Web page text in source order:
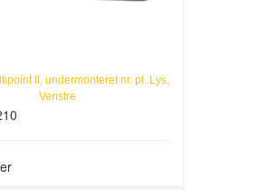
II, undermonteret nr. pl. Lys,
Venstre